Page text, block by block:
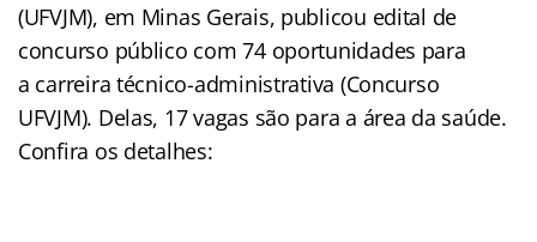
(UFVJM), em Minas Gerais, publicou edital de
concurso público com 74 oportunidades para
a carreira técnico-administrativa (Concurso
UFVJM). Delas, 17 vagas são para a área da saúde.
Confira os detalhes: